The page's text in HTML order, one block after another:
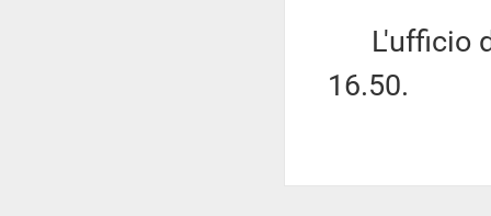
L'ufficio di
16.50.